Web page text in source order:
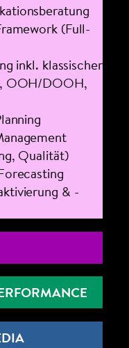
(Full-
inkl. klassischer
OOH/DOOH,
Qualität)
& -